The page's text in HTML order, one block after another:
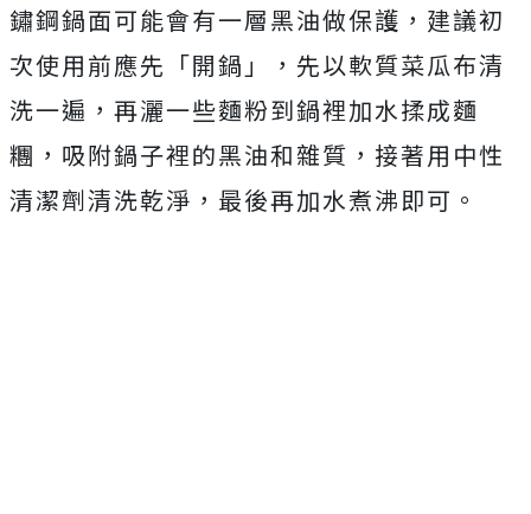
鏽鋼鍋面可能會有一層黑油做保護，建議初
次使用前應先「開鍋」，先以軟質菜瓜布清
洗一遍，再灑一些麵粉到鍋裡加水揉成麵
糰，吸附鍋子裡的黑油和雜質，接著用中性
清潔劑清洗乾淨，最後再加水煮沸即可。